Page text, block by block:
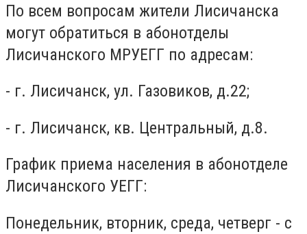
По всем вопросам жители Лисичанска
могут обратиться в абонотделы
Лисичанского МРУЕГГ по адресам:
- г. Лисичанск, ул. Газовиков, д.22;
- г. Лисичанск, кв. Центральный, д.8.
График приема населения в абонотделе
Лисичанского УЕГГ:
Понедельник, вторник, среда, четверг - с